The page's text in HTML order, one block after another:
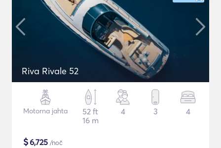
Riva Rivale 52
Motorna jahta
52 ft
16 m
4 3 4
$6,725 /noč